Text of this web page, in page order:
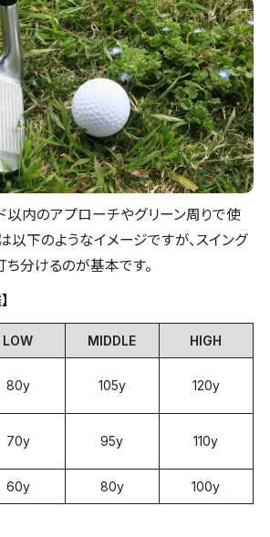
以内のアプローチやグリーン周りで使
以下のようなイメージですが、スイング
ち分けるのが基本です。
LOW MIDDLE HIGH
80y 105y 120y
70y 95y 110y
60y 80y 100y